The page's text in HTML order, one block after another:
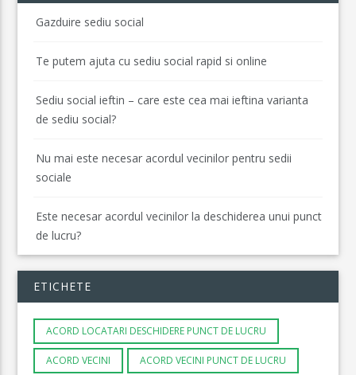
Gazduire sediu social
Te putem ajuta cu sediu social rapid si online
Sediu social ieftin – care este cea mai ieftina varianta
de sediu social?
Nu mai este necesar acordul vecinilor pentru sedii
sociale
Este necesar acordul vecinilor la deschiderea unui punct
de lucru?
ETICHETE
ACORD LOCATARI DESCHIDERE PUNCT DE LUCRU
ACORD VECINI ACORD VECINI PUNCT DE LUCRU